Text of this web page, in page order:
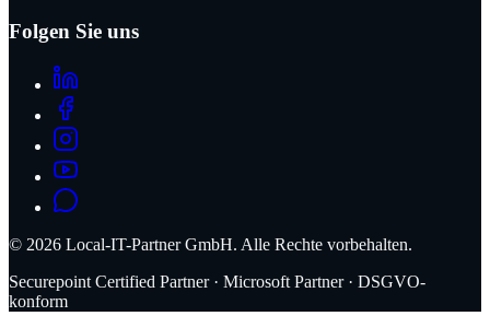
Folgen Sie uns
© 2026 Local-IT-Partner GmbH. Alle Rechte vorbehalten.
Securepoint Certified Partner · Microsoft Partner · DSGVO-
konform